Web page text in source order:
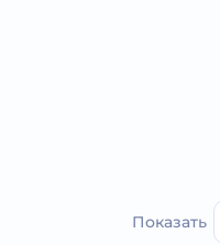
Показать